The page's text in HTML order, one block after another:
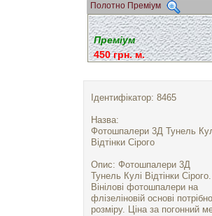
Полотно Преміум
Преміум
450 грн. м.
Ідентифікатор: 8465
Назва:
Фотошпалери 3Д Тунель Кулі
Відтінки Сірого
Опис: Фотошпалери 3Д
Тунель Кулі Відтінки Сірого.
Вінілові фотошпалери на
флізеліновій основі
розміру. Ціна за погонний